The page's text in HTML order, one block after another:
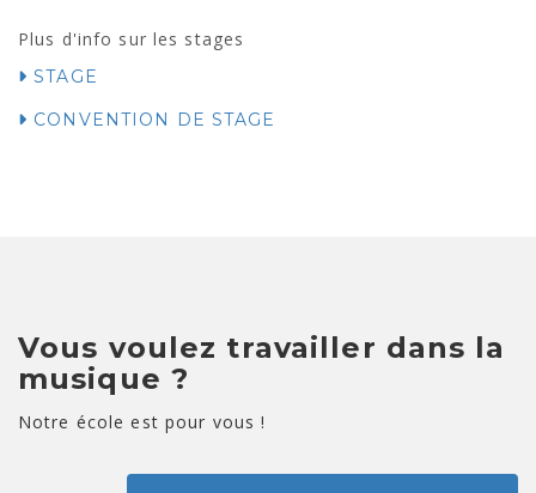
Plus d'info sur les stages
STAGE
CONVENTION DE STAGE
Vous voulez travailler dans la
musique ?
Notre école est pour vous !